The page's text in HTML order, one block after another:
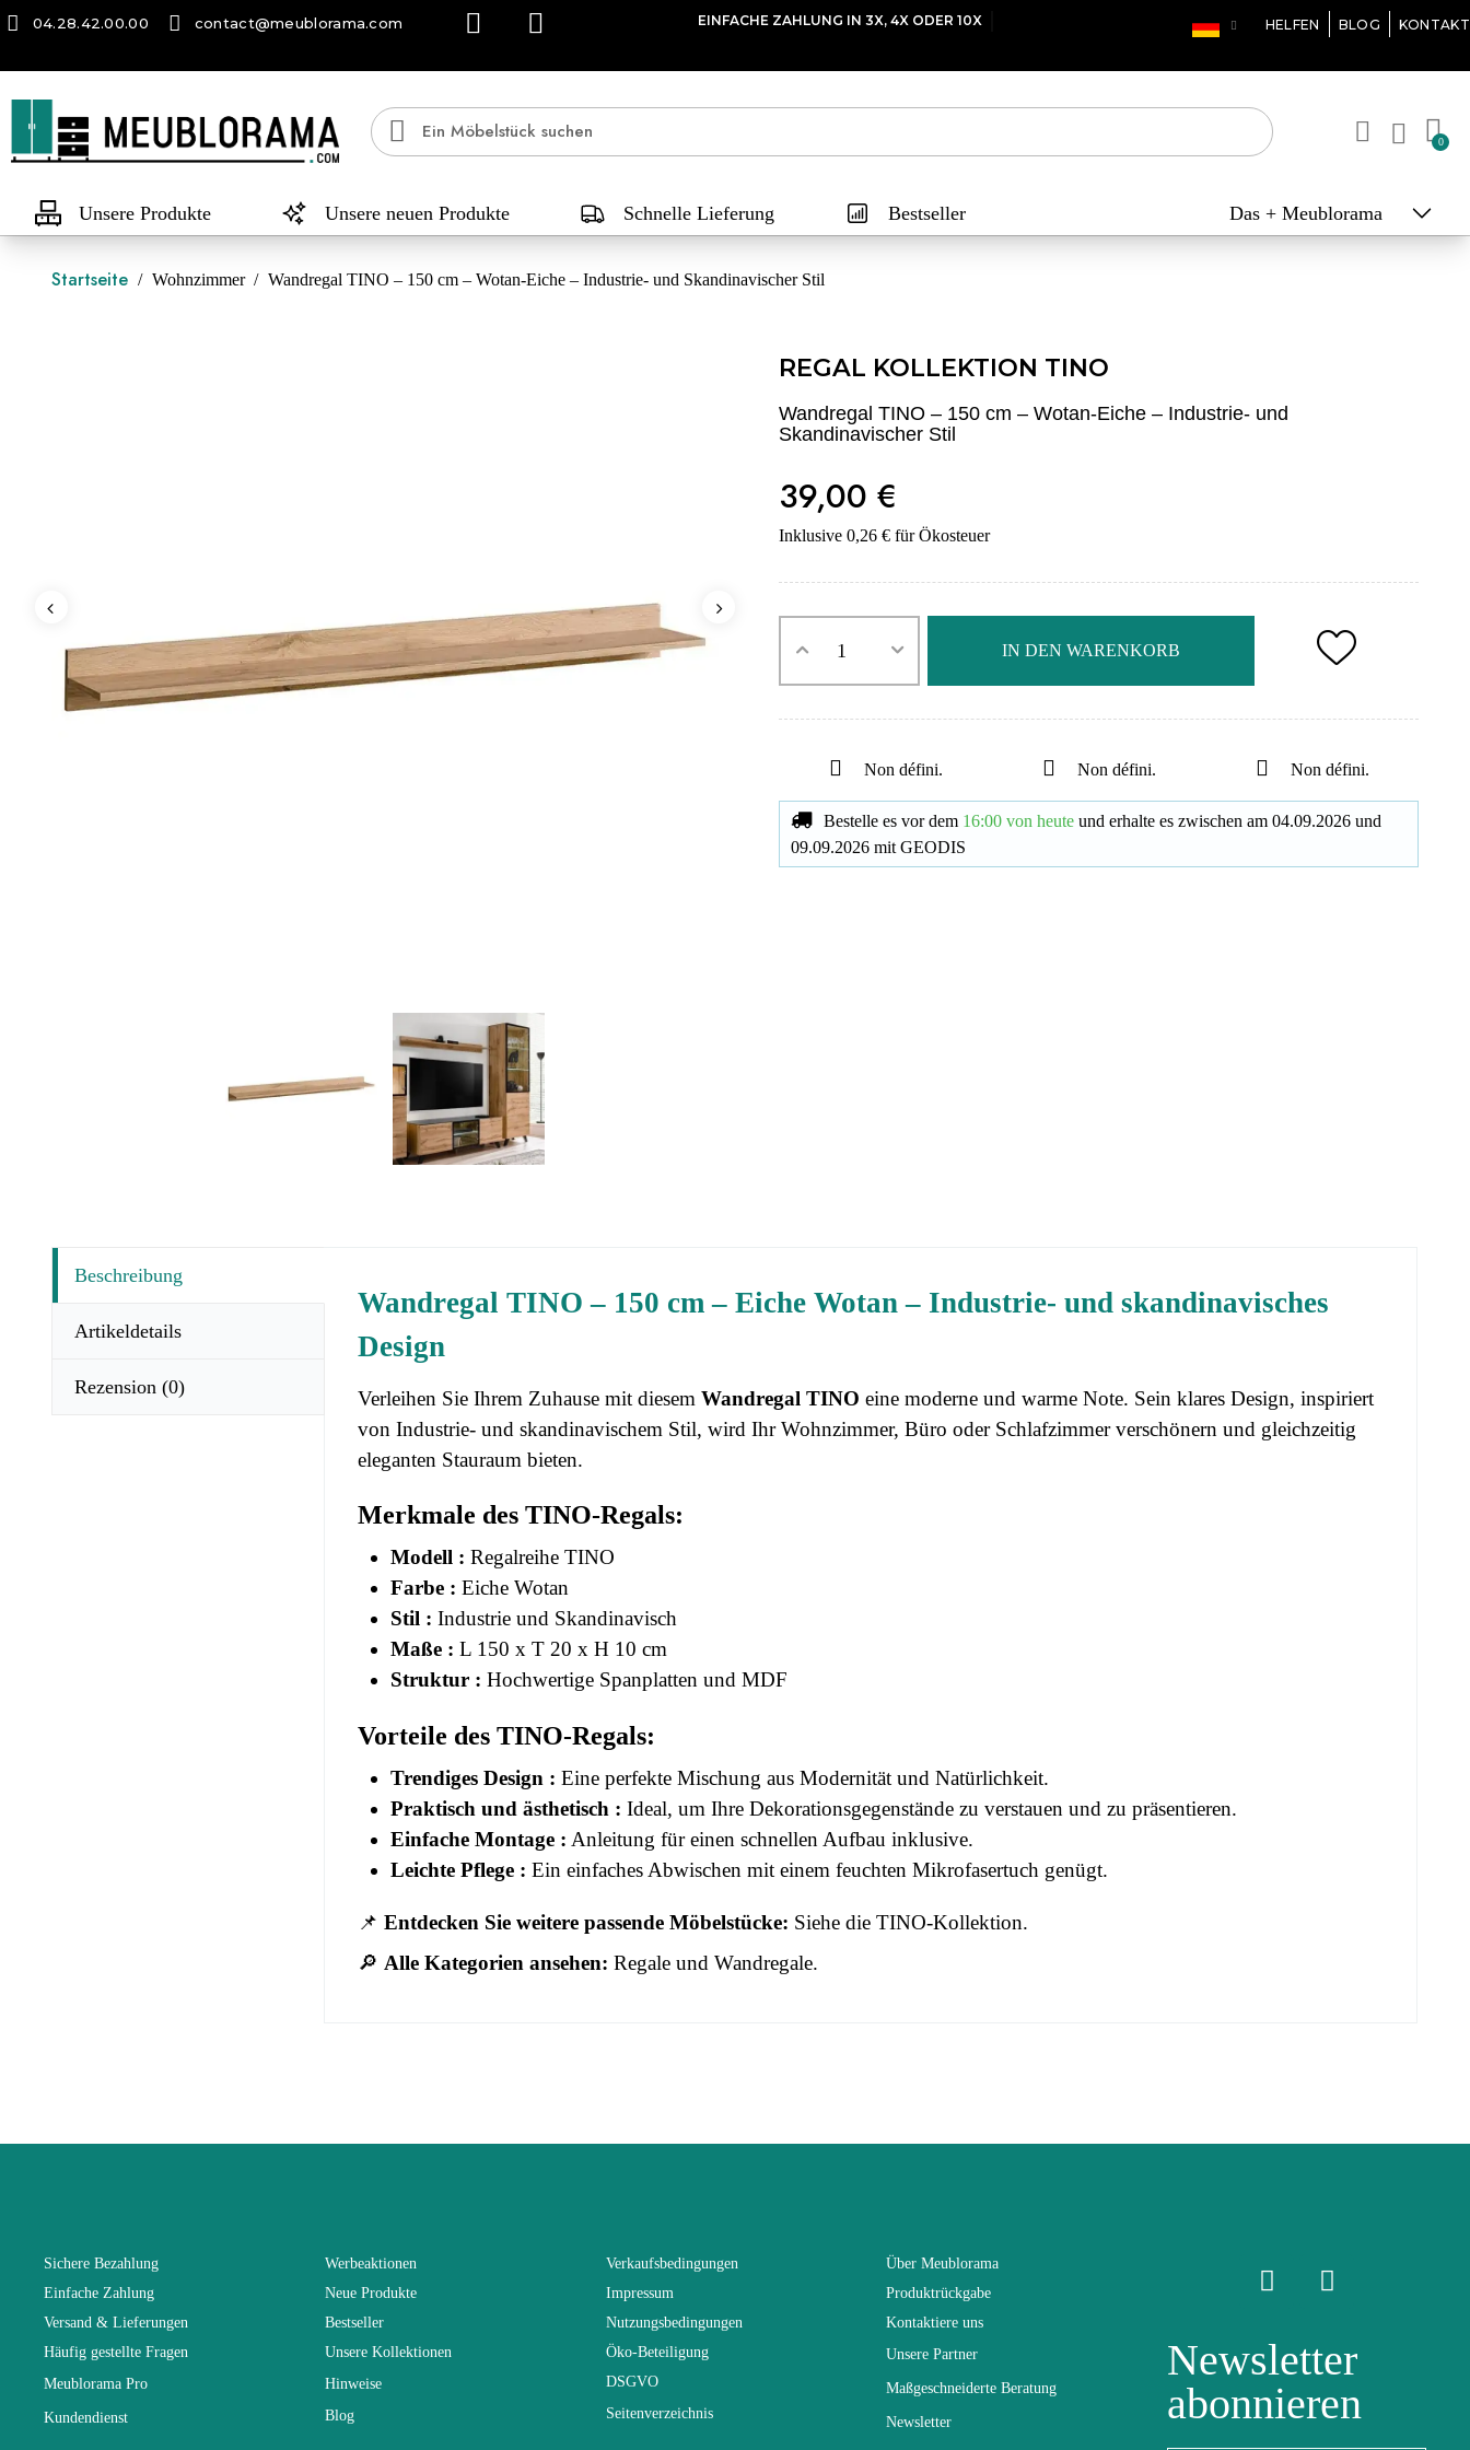
04.28.42.00.00 contact@meublorama.com EINFACHE ZAHLUNG IN 3X, 4X ODER 10X HELFEN BLOG KONTAKT
Unsere Produkte Unsere neuen Produkte Schnelle Lieferung Bestseller Das + Meublorama
Startseite Wohnzimmer Wandregal TINO – 150 cm – Wotan-Eiche – Industrie- und Skandinavischer Stil
REGAL KOLLEKTION TINO
Wandregal TINO – 150 cm – Wotan-Eiche – Industrie- und
Skandinavischer Stil
39,00 €
Inklusive 0,26 € für Ökosteuer
IN DEN WARENKORB
Non défini. Non défini. Non défini.
Bestelle es vor dem 16:00 von heute und erhalte es zwischen am 04.09.2026 und
09.09.2026 mit GEODIS
Beschreibung
Artikeldetails
Rezension (0)
Wandregal TINO – 150 cm – Eiche Wotan – Industrie- und skandinavisches
Design
Verleihen Sie Ihrem Zuhause mit diesem Wandregal TINO eine moderne und warme Note. Sein klares Design, inspiriert
von Industrie- und skandinavischem Stil, wird Ihr Wohnzimmer, Büro oder Schlafzimmer verschönern und gleichzeitig
eleganten Stauraum bieten.
Merkmale des TINO-Regals:
Modell : Regalreihe TINO
Farbe : Eiche Wotan
Stil : Industrie und Skandinavisch
Maße : L 150 x T 20 x H 10 cm
Struktur : Hochwertige Spanplatten und MDF
Vorteile des TINO-Regals:
Trendiges Design : Eine perfekte Mischung aus Modernität und Natürlichkeit.
Praktisch und ästhetisch : Ideal, um Ihre Dekorationsgegenstände zu verstauen und zu präsentieren.
Einfache Montage : Anleitung für einen schnellen Aufbau inklusive.
Leichte Pflege : Ein einfaches Abwischen mit einem feuchten Mikrofasertuch genügt.
📌 Entdecken Sie weitere passende Möbelstücke: Siehe die TINO-Kollektion.
🔎 Alle Kategorien ansehen: Regale und Wandregale.
Lieferzeiten (Anz. Tage) 30
Sichere Bezahlung
Einfache Zahlung
Versand & Lieferungen
Häufig gestellte Fragen
Meublorama Pro
Kundendienst
Werbeaktionen
Neue Produkte
Bestseller
Unsere Kollektionen
Hinweise
Blog
Verkaufsbedingungen
Impressum
Nutzungsbedingungen
Öko-Beteiligung
DSGVO
Seitenverzeichnis
Über Meublorama
Produktrückgabe
Kontaktiere uns
Unsere Partner
Maßgeschneiderte Beratung
Newsletter
Newsletter
abonnieren